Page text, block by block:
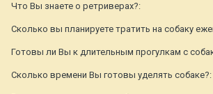
Что Вы знаете о ретриверах?:
Сколько вы планируете тратить на собаку
Готовы ли Вы к длительным прогулкам с
Сколько времени Вы готовы уделять собаке?: